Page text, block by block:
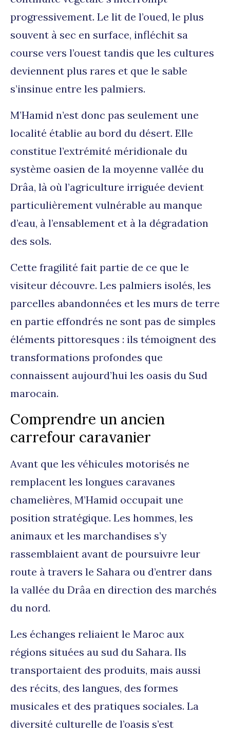
progressivement. Le lit de l’oued, le plus
souvent à sec en surface, infléchit sa
course vers l’ouest tandis que les cultures
deviennent plus rares et que le sable
s’insinue entre les palmiers.
M’Hamid n’est donc pas seulement une
localité établie au bord du désert. Elle
constitue l’extrémité méridionale du
système oasien de la moyenne vallée du
Drâa, là où l’agriculture irriguée devient
particulièrement vulnérable au manque
d’eau, à l’ensablement et à la dégradation
des sols.
Cette fragilité fait partie de ce que le
visiteur découvre. Les palmiers isolés, les
parcelles abandonnées et les murs de terre
en partie effondrés ne sont pas de simples
éléments pittoresques : ils témoignent des
transformations profondes que
connaissent aujourd’hui les oasis du Sud
marocain.
Comprendre un ancien
carrefour caravanier
Avant que les véhicules motorisés ne
remplacent les longues caravanes
chamelières, M’Hamid occupait une
position stratégique. Les hommes, les
animaux et les marchandises s’y
rassemblaient avant de poursuivre leur
route à travers le Sahara ou d’entrer dans
la vallée du Drâa en direction des marchés
du nord.
Les échanges reliaient le Maroc aux
régions situées au sud du Sahara. Ils
transportaient des produits, mais aussi
des récits, des langues, des formes
musicales et des pratiques sociales. La
diversité culturelle de l’oasis s’est